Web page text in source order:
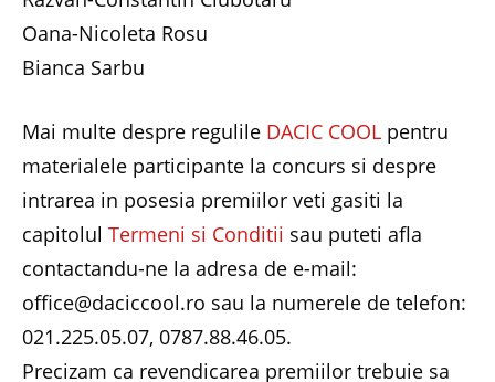
Oana-Nicoleta Rosu
Bianca Sarbu
Mai multe despre regulile DACIC COOL pentru
materialele participante la concurs si despre
intrarea in posesia premiilor veti gasiti la
capitolul Termeni si Conditii sau puteti afla
contactandu-ne la adresa de e-mail:
office@daciccool.ro sau la numerele de telefon:
021.225.05.07, 0787.88.46.05.
Precizam ca revendicarea premiilor trebuie sa